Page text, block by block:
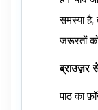
समस्या
जरूरतों
ब्राउज़र
पाठ का